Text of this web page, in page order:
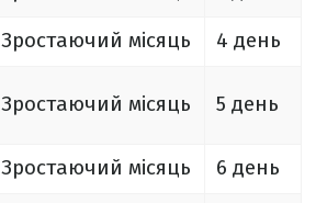
Зростаючий місяць
4 день
Зростаючий місяць 5 день
Зростаючий місяць
6 день